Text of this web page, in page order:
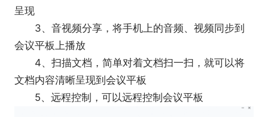
呈现
3、音视频分享，将手机上的音频、视频同步到
会议平板上播放
4、扫描文档，简单对着文档扫一扫，就可以将
文档内容清晰呈现到会议平板
5、远程控制，可以远程控制会议平板